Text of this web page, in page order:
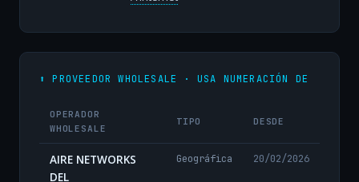
⬆️ PROVEEDOR WHOLESALE · USA NUMERACIÓN DE
OPERADOR
WHOLESALE
TIPO DESDE
AIRE NETWORKS
DEL
Geográfica 20/02/2026